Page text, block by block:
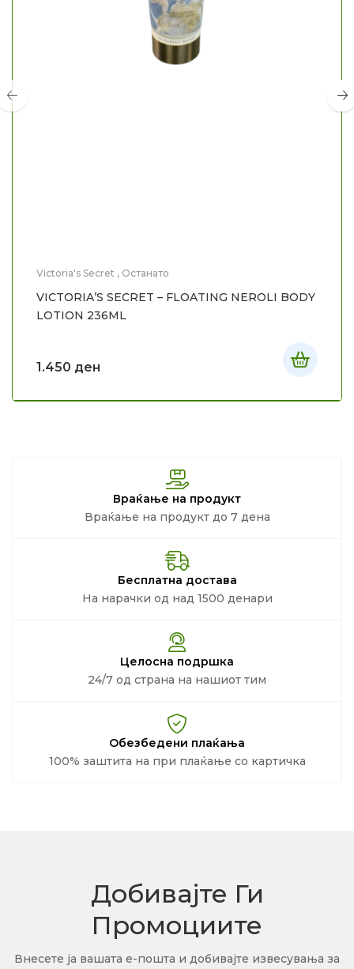
Victoria's Secret , Останато
VICTORIA’S SECRET – FLOATING NEROLI BODY
LOTION 236ML
1.450 ден
Враќање на продукт
Враќање на продукт до 7 дена
Бесплатна достава
На нарачки од над 1500 денари
Целосна подршка
24/7 од страна на нашиот тим
Обезбедени плаќања
100% заштита на при плаќање со картичка
Добивајте Ги
Промоциите
Внесете ја вашата е-пошта и добивајте извесувања за